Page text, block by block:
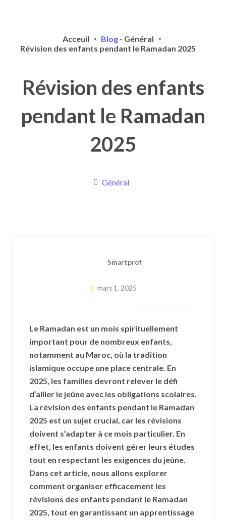
Acceuil Blog - Général
Révision des enfants pendant le Ramadan 2025
Révision des enfants
pendant le Ramadan
2025
Général
Smartprof
mars 1, 2025
Le Ramadan est un mois spirituellement
important pour de nombreux enfants,
notamment au Maroc, où la tradition
islamique occupe une place centrale. En
2025, les familles devront relever le défi
d’allier le jeûne avec les obligations scolaires.
La révision des enfants pendant le Ramadan
2025 est un sujet crucial, car les révisions
doivent s’adapter à ce mois particulier. En
effet, les enfants doivent gérer leurs études
tout en respectant les exigences du jeûne.
Dans cet article, nous allons explorer
comment organiser efficacement les
révisions des enfants pendant le Ramadan
2025, tout en garantissant un apprentissage